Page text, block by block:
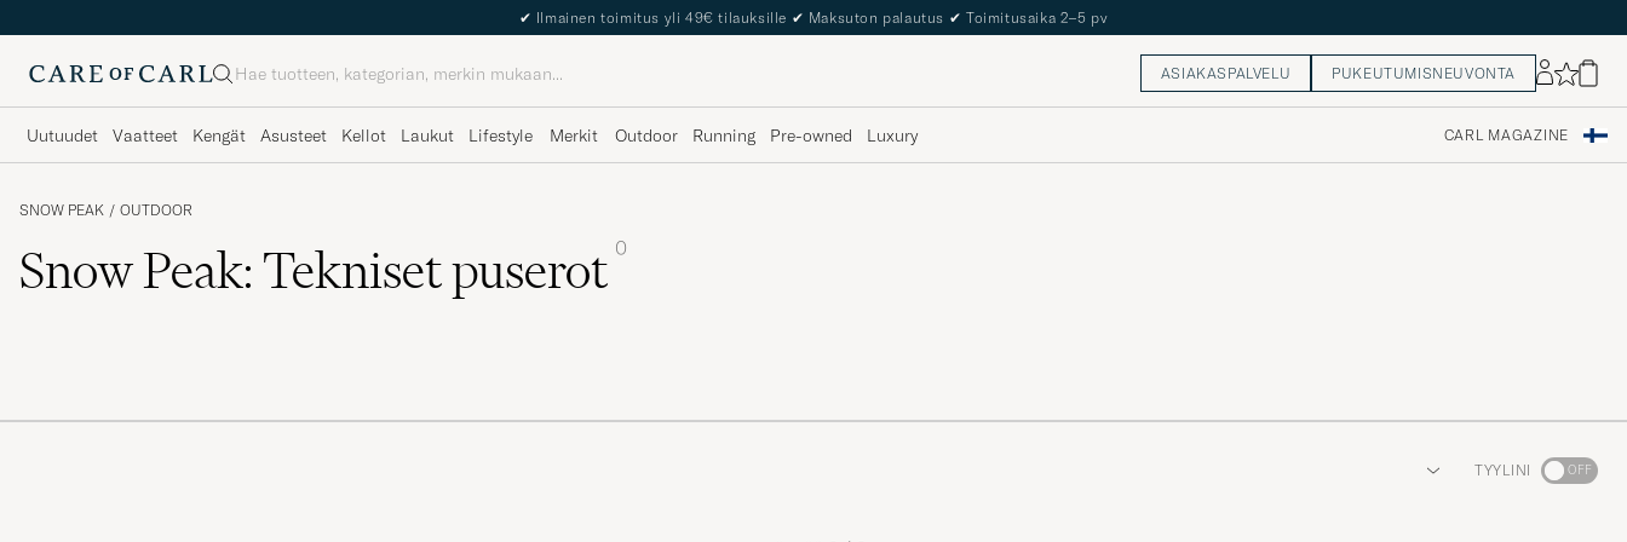
✔ Ilmainen toimitus yli 49€ tilauksille ✔ Maksuton palautus ✔ Toimitusaika 2–5 pv
Haku ASIAKASPALVELU PUKEUTUMISNEUVONTA
Uutuudet Vaatteet Kengät Asusteet Kellot Laukut Lifestyle Merkit Outdoor Running Pre-owned Luxury CARL MAGAZINE
SNOW PEAK / OUTDOOR
Snow Peak: Tekniset puserot 0
TYYLINI
Aktivoi